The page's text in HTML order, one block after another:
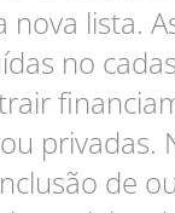
lista.
no
privadas.
de